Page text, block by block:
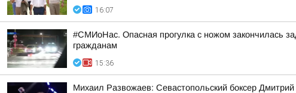
16:07
#СМИоНас. Опасная прогулка с ножом закончилась
гражданам
15:36
Михаил Развожаев: Севастопольский боксер